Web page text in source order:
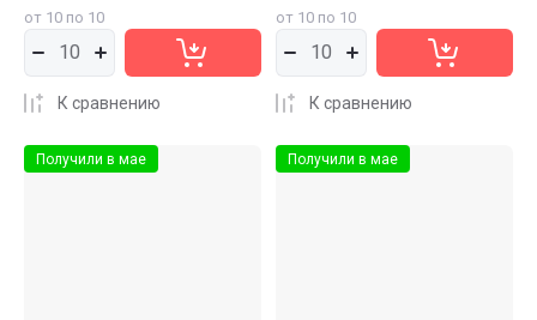
от 10 по 10
К сравнению
от 10 по 10
К сравнению
Получили в мае Получили в мае